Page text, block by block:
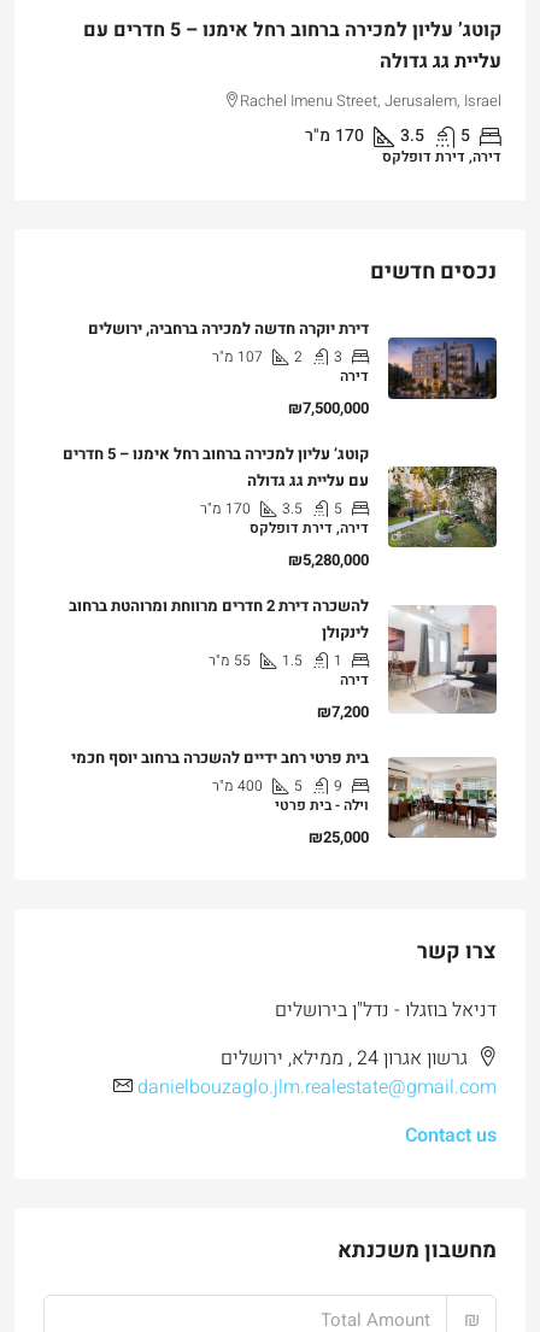
למכירה דירת גן שקטה ונגישה במלואה בקטמון הישנה
Hizkiyahu HaMelech Street, Jerusalem, Israel
3
3
101מ"ר
דירה, דירת גן
3
2
107 מ"ר
₪7,500,000
עם עליית גג גדולה
5
3.5
170
דירה, דירת דופלקס
₪5,280,000
לינקולן
1
דירה
₪7,200
בית פרטי רחב ידיים להשכרה ברחוב יוסף חכמי
9
5
400 מ"ר
וילה - בית פרטי
₪25,000
גרשון אגרון 24 , ממילא, ירושלים
danielbouzaglo.jlm.realestate@gmail.com
Contact us
₪